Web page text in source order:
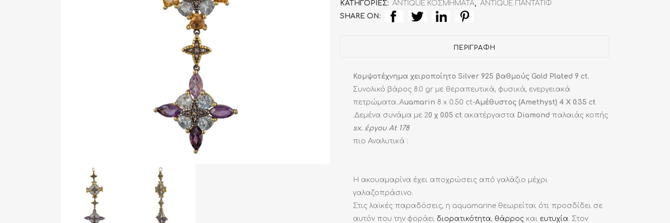
ΚΑΤΗΓΟΡΊΕΣ: ANTIQUE ΚΟΣΜΗΜΑΤΑ, ANTIQUE ΠΑΝΤΑΤΙΦ
SHARE ON:
ΠΕΡΙΓΡΑΦΉ
Κομψοτέχνημα χειροποίητο Silver 925 βαθμούς Gold Plated 9 ct.
Συνολικό βάρος 8.0 gr με θεραπευτικά, φυσικά, ενεργειακά
πετρώματα..Auamarin 8 x 0.50 ct-Αμέθυστος (Amethyst) 4 X 0.35 ct
.Δεμένα συνάμα με 20 χ 0.05 ct ακατέργαστα Diamond παλαιάς κοπής
sx. έργου At 178
πιο Αναλυτικά :
Η ακουαμαρίνα έχει αποχρώσεις από γαλάζιο μέχρι
γαλαζοπράσινο.
Στις λαϊκές παραδόσεις, η aquamarine θεωρείται ότι προσδίδει σε
αυτόν που την φοράει διορατικότητα, θάρρος και ευτυχία. Στον